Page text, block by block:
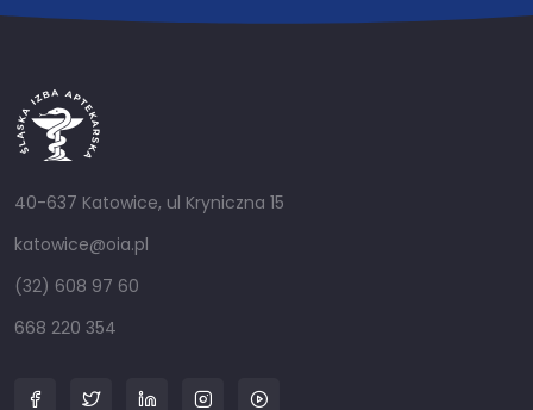
40-637 Katowice, ul Kryniczna 15
katowice@oia.pl
(32) 608 97 60
668 220 354